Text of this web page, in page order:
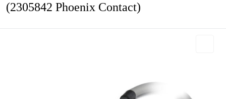
(2305842 Phoenix Contact)